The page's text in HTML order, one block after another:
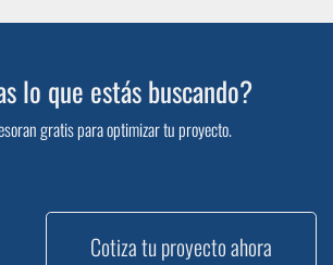
lo que estás buscando?
gratis para optimizar tu proyecto.
Cotiza tu proyecto ahora